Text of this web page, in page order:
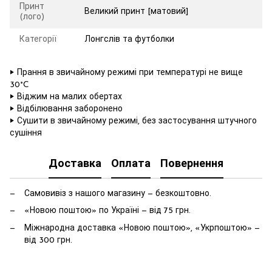
Принт
(лого)
Великий принт [матовий]
Категорії Лонгслів та футболки
‣ Прання в звичайному режимі при температурі не вище
30°C
‣ Віджим на малих обертах
‣ Відбілювання заборонено
‣ Сушити в звичайному режимі, без застосування штучного
сушіння
Доставка Оплата Повернення
Самовивіз з нашого магазину — безкоштовно.
«Новою поштою» по Україні — від 75 грн.
Міжнародна доставка «Новою поштою», «Укрпоштою» —
від 300 грн.